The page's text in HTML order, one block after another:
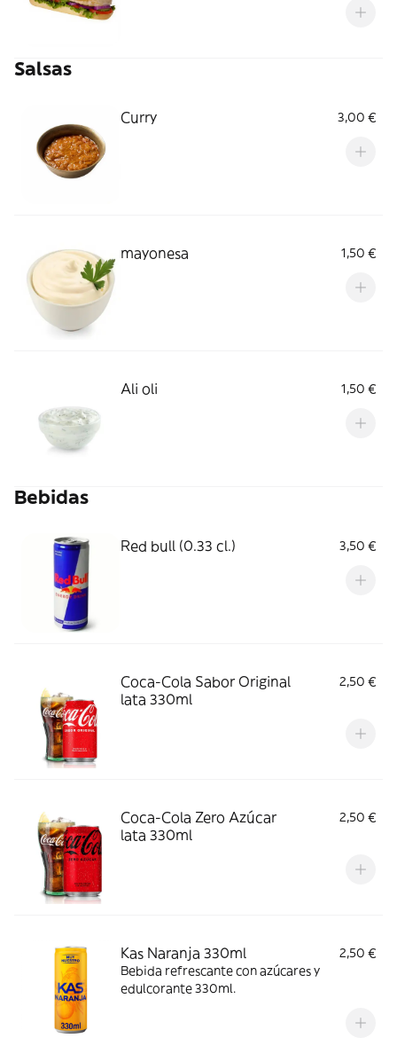
Salsas
Curry 3,00 €
mayonesa 1,50 €
Ali oli 1,50 €
Bebidas
Red bull (0.33 cl.) 3,50 €
Coca-Cola Sabor Original
lata 330ml
2,50 €
Coca-Cola Zero Azúcar
lata 330ml
2,50 €
Kas Naranja 330ml
2,50 €
Bebida refrescante con azúcares y
edulcorante 330ml.